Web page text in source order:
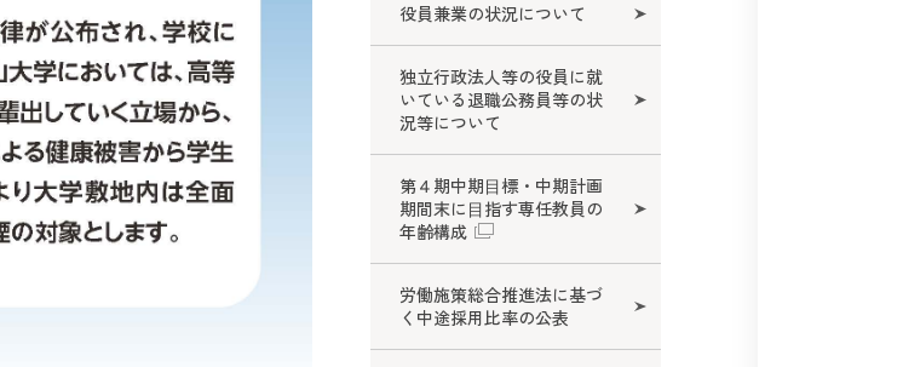
役員兼業の状況について
独立行政法人等の役員に就
いている退職公務員等の状
況等について
第４期中期⽬標・中期計画
期間末に⽬指す専任教員の
年齢構成
労働施策総合推進法に基づ
く中途採用比率の公表